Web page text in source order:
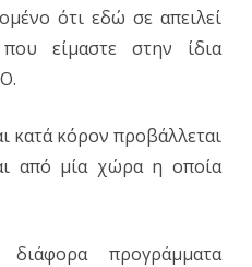
ότι εδώ σε απειλεί
είμαστε στην ίδια
κατά κόρον προβάλλεται
από μία χώρα η οποία
προγράμματα